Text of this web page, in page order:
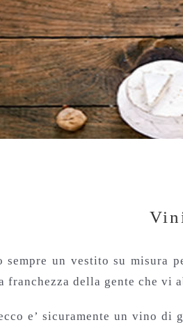
un vestito su misura
della gente che vi
e’ sicuramente un vino